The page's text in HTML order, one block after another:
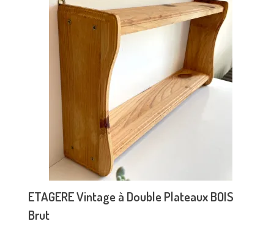
ETAGERE Vintage à Double Plateaux BOIS
Brut